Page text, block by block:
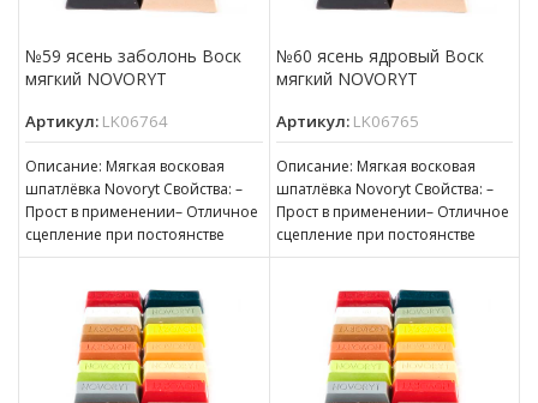
№59 ясень заболонь Воск
мягкий NOVORYT
Артикул: LK06764
Описание: Мягкая восковая
шпатлёвка Novoryt Свойства: –
Прост в применении– Отличное
сцепление при постоянстве
консистенции– Готов к
№60 ясень ядровый Воск
мягкий NOVORYT
Артикул: LK06765
Описание: Мягкая восковая
шпатлёвка Novoryt Свойства: –
Прост в применении– Отличное
сцепление при постоянстве
консистенции– Готов к